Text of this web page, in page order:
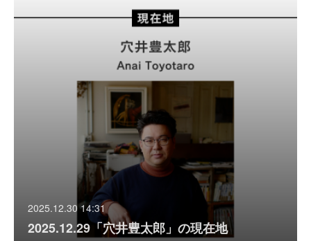
2025.12.30 14:31
2025.12.29「穴井豊太郎」の現在地